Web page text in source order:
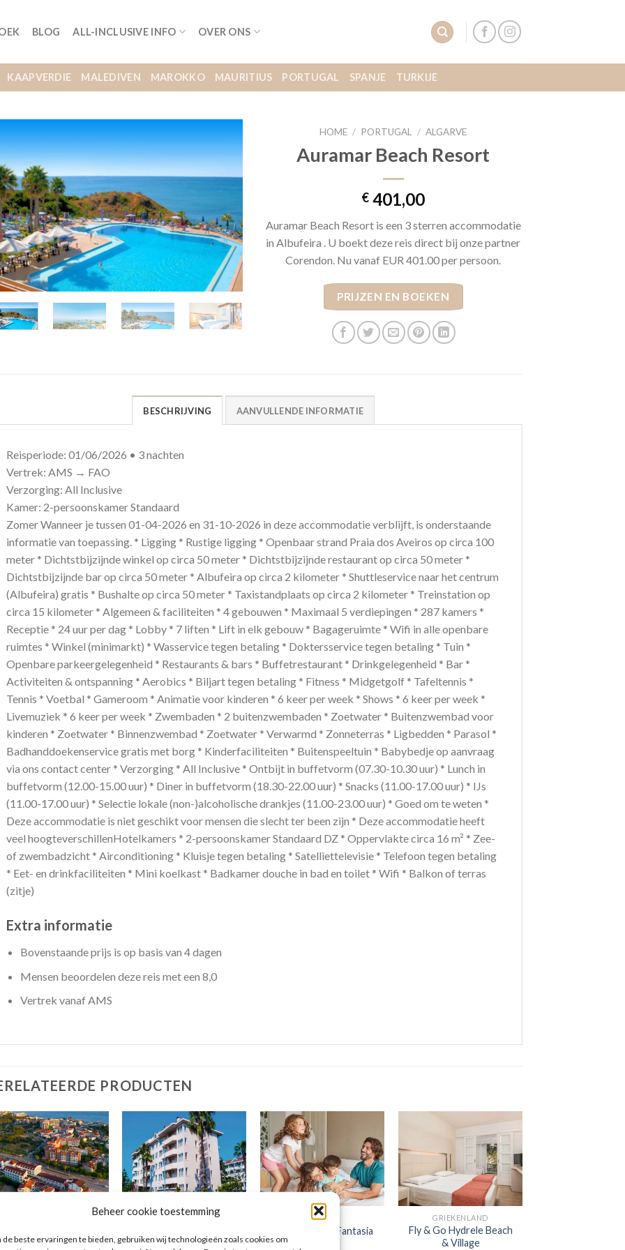
Beheer cookie toestemming
de beste ervaringen te bieden, gebruiken wij technologieën zoals cookies om
BLOG ALL-INCLUSIVE INFO OVER ONS
KAAPVERDIE MALEDIVEN MAROKKO MAURITIUS PORTUGAL SPANJE TURKIJE
HOME / PORTUGAL / ALGARVE
Auramar Beach Resort
€ 401,00
Auramar Beach Resort is een 3 sterren accommodatie
in Albufeira . U boekt deze reis direct bij onze partner
Corendon. Nu vanaf EUR 401.00 per persoon.
PRIJZEN EN BOEKEN
BESCHRIJVING AANVULLENDE INFORMATIE
Reisperiode: 01/06/2026 • 3 nachten
Vertrek: AMS → FAO
Verzorging: All Inclusive
Kamer: 2-persoonskamer Standaard
Zomer Wanneer je tussen 01-04-2026 en 31-10-2026 in deze accommodatie verblijft, is onderstaande
informatie van toepassing. * Ligging * Rustige ligging * Openbaar strand Praia dos Aveiros op circa 100
meter * Dichtstbijzijnde winkel op circa 50 meter * Dichtstbijzijnde restaurant op circa 50 meter *
Dichtstbijzijnde bar op circa 50 meter * Albufeira op circa 2 kilometer * Shuttleservice naar het centrum
(Albufeira) gratis * Bushalte op circa 50 meter * Taxistandplaats op circa 2 kilometer * Treinstation op
circa 15 kilometer * Algemeen & faciliteiten * 4 gebouwen * Maximaal 5 verdiepingen * 287 kamers *
Receptie * 24 uur per dag * Lobby * 7 liften * Lift in elk gebouw * Bagageruimte * Wifi in alle openbare
ruimtes * Winkel (minimarkt) * Wasservice tegen betaling * Doktersservice tegen betaling * Tuin *
Openbare parkeergelegenheid * Restaurants & bars * Buffetrestaurant * Drinkgelegenheid * Bar *
Activiteiten & ontspanning * Aerobics * Biljart tegen betaling * Fitness * Midgetgolf * Tafeltennis *
Tennis * Voetbal * Gameroom * Animatie voor kinderen * 6 keer per week * Shows * 6 keer per week *
Livemuziek * 6 keer per week * Zwembaden * 2 buitenzwembaden * Zoetwater * Buitenzwembad voor
kinderen * Zoetwater * Binnenzwembad * Zoetwater * Verwarmd * Zonneterras * Ligbedden * Parasol *
Badhanddoekenservice gratis met borg * Kinderfaciliteiten * Buitenspeeltuin * Babybedje op aanvraag
via ons contact center * Verzorging * All Inclusive * Ontbijt in buffetvorm (07.30-10.30 uur) * Lunch in
buffetvorm (12.00-15.00 uur) * Diner in buffetvorm (18.30-22.00 uur) * Snacks (11.00-17.00 uur) * IJs
(11.00-17.00 uur) * Selectie lokale (non-)alcoholische drankjes (11.00-23.00 uur) * Goed om te weten *
Deze accommodatie is niet geschikt voor mensen die slecht ter been zijn * Deze accommodatie heeft
veel hoogteverschillenHotelkamers * 2-persoonskamer Standaard DZ * Oppervlakte circa 16 m² * Zee-
of zwembadzicht * Airconditioning * Kluisje tegen betaling * Satelliettelevisie * Telefoon tegen betaling
* Eet- en drinkfaciliteiten * Mini koelkast * Badkamer douche in bad en toilet * Wifi * Balkon of terras
(zitje)
Extra informatie
Bovenstaande prijs is op basis van 4 dagen
Mensen beoordelen deze reis met een 8,0
Vertrek vanaf AMS
PRODUCTEN
SIDE SPANJE
Bahia Principe Fantasia
GRIEKENLAND
Fly & Go Hydrele Beach
& Village